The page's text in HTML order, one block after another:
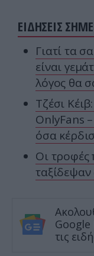
ΕΙΔΗΣΕΙΣ
Γιατί τα
είναι
λόγος θα
Τζέσι
OnlyFans
όσα
Οι τροφές
ταξίδεψαν
Google
τις